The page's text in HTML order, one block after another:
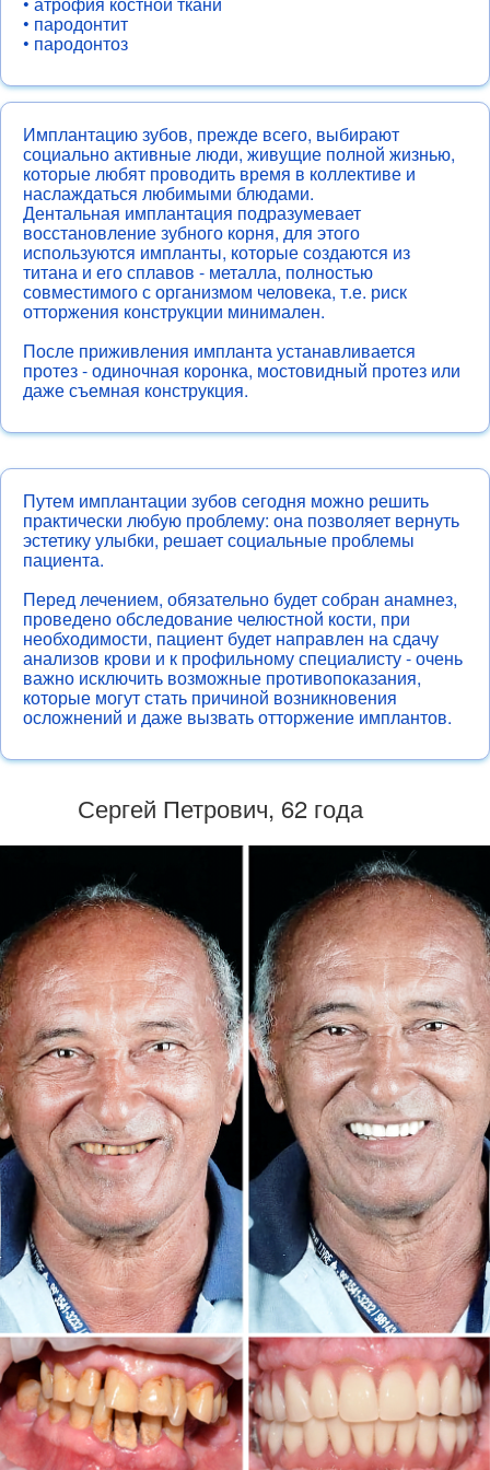
• пародонтит
• пародонтоз
Имплантацию зубов, прежде всего, выбирают
социально активные люди, живущие полной жизнью,
которые любят проводить время в коллективе и
наслаждаться любимыми блюдами.
Дентальная имплантация подразумевает
восстановление зубного корня, для этого
используются импланты, которые создаются из
титана и его сплавов - металла, полностью
совместимого с организмом человека, т.е. риск
отторжения конструкции минимален.
После приживления импланта устанавливается
протез - одиночная коронка, мостовидный протез или
даже съемная конструкция.
Путем имплантации зубов сегодня можно решить
практически любую проблему: она позволяет вернуть
эстетику улыбки, решает социальные проблемы
пациента.
Перед лечением, обязательно будет собран анамнез,
проведено обследование челюстной кости, при
необходимости, пациент будет направлен на сдачу
анализов крови и к профильному специалисту - очень
важно исключить возможные противопоказания,
которые могут стать причиной возникновения
осложнений и даже вызвать отторжение имплантов.
Сергей Петрович, 62 года